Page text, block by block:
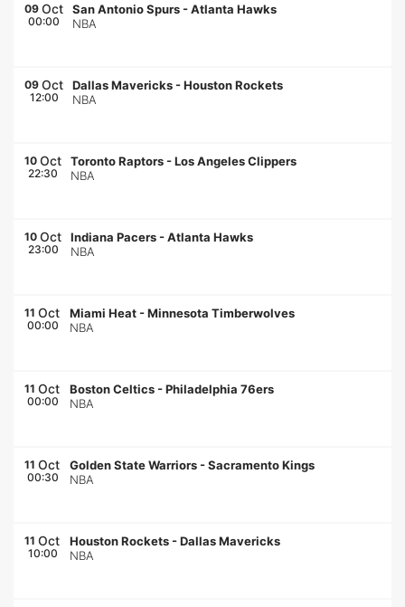
09 Oct
00:00
San Antonio Spurs -Atlanta Hawks
NBA
09 Oct
12:00
Dallas Mavericks -Houston Rockets
NBA
10 Oct
22:30
Toronto Raptors -Los Angeles Clippers
NBA
10 Oct
23:00
Indiana Pacers -Atlanta Hawks
NBA
11 Oct
00:00
Miami Heat -Minnesota Timberwolves
NBA
11 Oct
00:00
Boston Celtics -Philadelphia 76ers
NBA
11 Oct
00:30
Golden State Warriors -Sacramento Kings
NBA
11 Oct
10:00
Houston Rockets -Dallas Mavericks
NBA